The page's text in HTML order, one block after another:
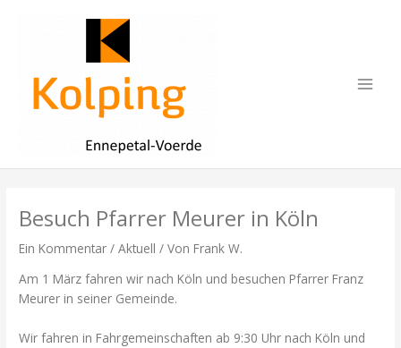
Besuch Pfarrer Meurer in Köln
Ein Kommentar /Aktuell / Von Frank W.
Am 1 März fahren wir nach Köln und besuchen Pfarrer Franz
Meurer in seiner Gemeinde.
Wir fahren in Fahrgemeinschaften ab 9:30 Uhr nach Köln und